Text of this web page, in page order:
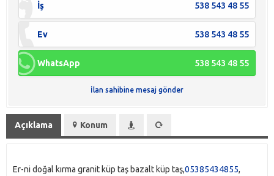
İş 538 543 48 55
Ev 538 543 48 55
WhatsApp 538 543 48 55
İlan sahibine mesaj gönder
Açıklama Konum
Er-ni doğal kırma granit küp taş bazalt küp taş,05385434855,